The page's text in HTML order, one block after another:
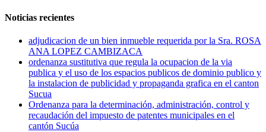
Noticias recientes
adjudicacion de un bien inmueble requerida por la Sra. ROSA
ANA LOPEZ CAMBIZACA
ordenanza sustitutiva que regula la ocupacion de la via
publica y el uso de los espacios publicos de dominio publico y
la instalacion de publicidad y propaganda grafica en el canton
Sucua
Ordenanza para la determinación, administración, control y
recaudación del impuesto de patentes municipales en el
cantón Sucúa